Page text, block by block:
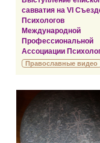
савватия на VI
Психологов
Международной
Профессиональной
Ассоциации
Православные видео